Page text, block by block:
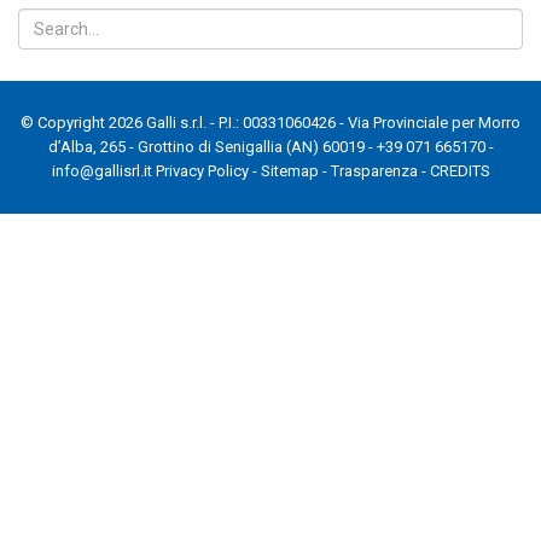
© Copyright 2026 Galli s.r.l. - P.I.: 00331060426 - Via Provinciale per Morro
d’Alba, 265 - Grottino di Senigallia (AN) 60019 - +39 071 665170 -
info@gallisrl.it Privacy Policy- Sitemap -Trasparenza- CREDITS